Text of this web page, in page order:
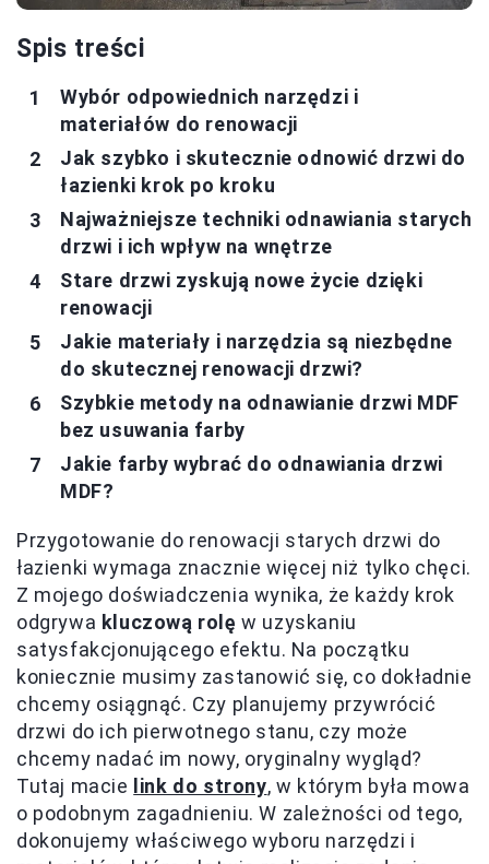
Spis treści
Wybór odpowiednich narzędzi i
materiałów do renowacji
Jak szybko i skutecznie odnowić drzwi do
łazienki krok po kroku
Najważniejsze techniki odnawiania starych
drzwi i ich wpływ na wnętrze
Stare drzwi zyskują nowe życie dzięki
renowacji
Jakie materiały i narzędzia są niezbędne
do skutecznej renowacji drzwi?
Szybkie metody na odnawianie drzwi MDF
bez usuwania farby
Jakie farby wybrać do odnawiania drzwi
MDF?
Przygotowanie do renowacji starych drzwi do
łazienki wymaga znacznie więcej niż tylko chęci.
Z mojego doświadczenia wynika, że każdy krok
odgrywa kluczową rolę w uzyskaniu
satysfakcjonującego efektu. Na początku
koniecznie musimy zastanowić się, co dokładnie
chcemy osiągnąć. Czy planujemy przywrócić
drzwi do ich pierwotnego stanu, czy może
chcemy nadać im nowy, oryginalny wygląd?
Tutaj macie
link do strony, w którym była mowa
o podobnym zagadnieniu. W zależności od tego,
dokonujemy właściwego wyboru narzędzi i